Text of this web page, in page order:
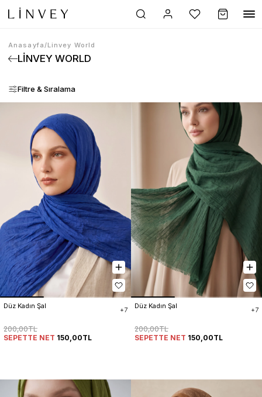
Anasayfa/Linvey World
LINVEY WORLD
Filtre & Sıralama
Düz Kadın Şal
+7
200,00TL
SEPETTE NET 150,00TL
Düz Kadın Şal
+7
200,00TL
SEPETTE NET 150,00TL